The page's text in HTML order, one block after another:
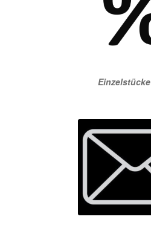
Einzelstücke